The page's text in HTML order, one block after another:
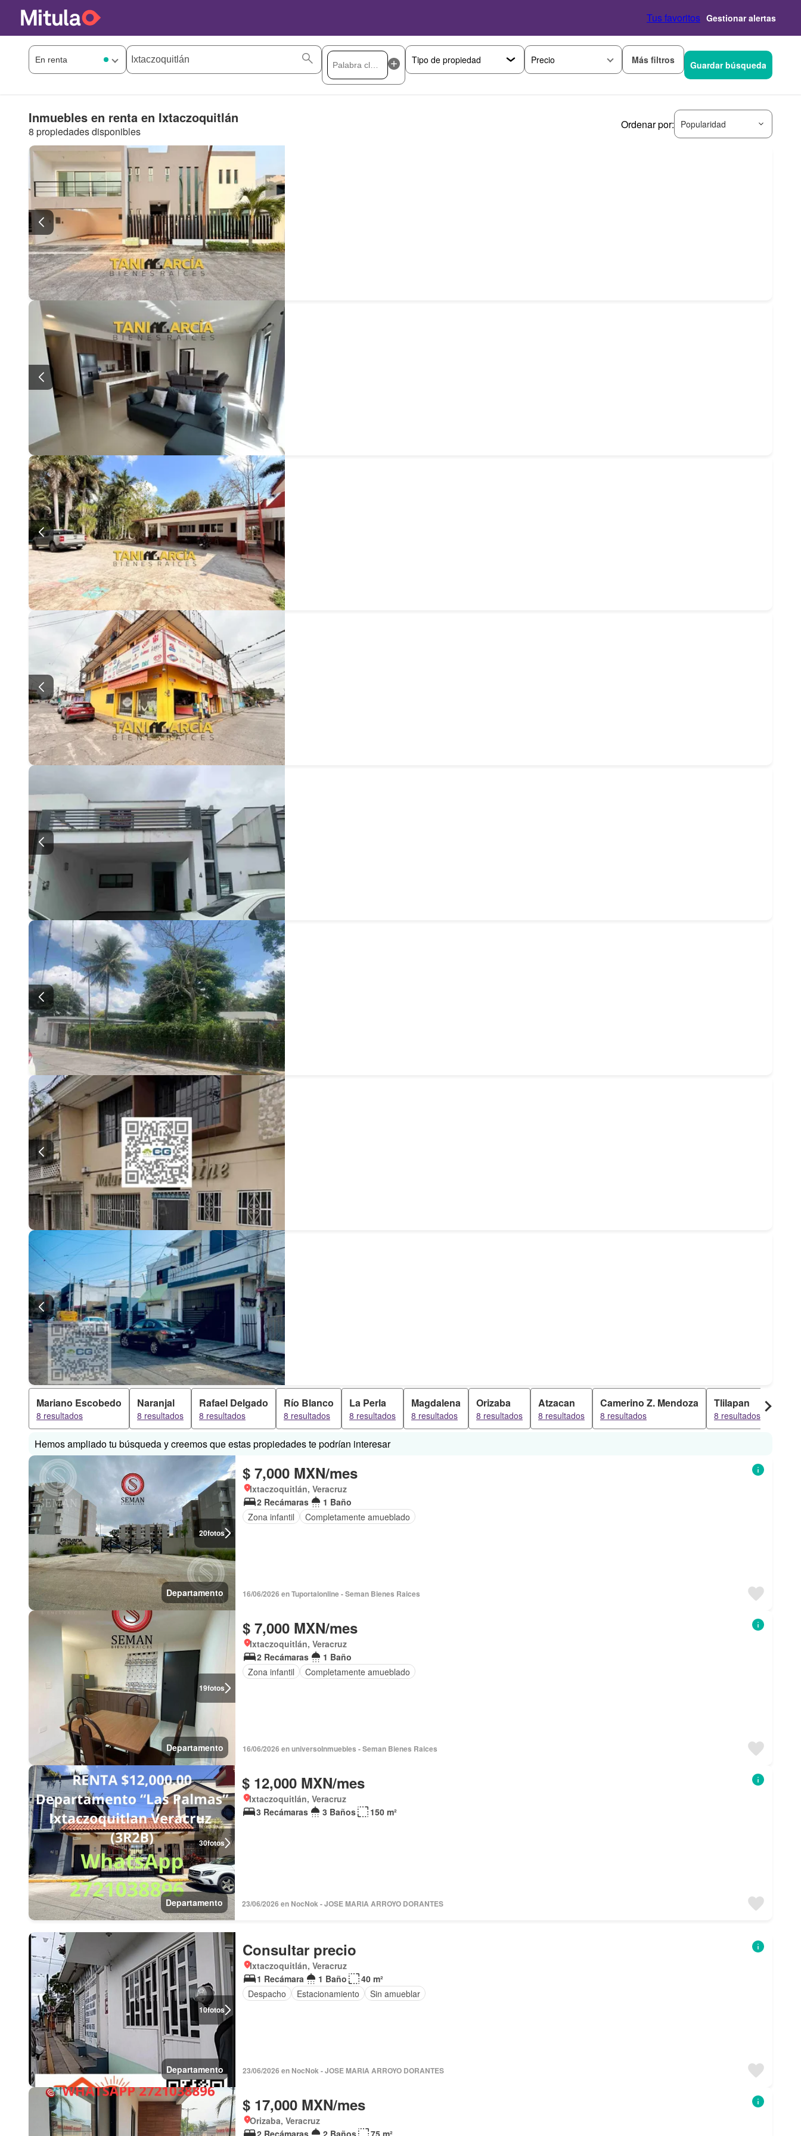
Tus favoritos Gestionar alertas
Precio Más filtros Guardar búsqueda
Inmuebles en renta en Ixtaczoquitlán
8 propiedades disponibles
Ordenar por: Popularidad
Mariano Escobedo
8 resultados
Naranjal
8 resultados
Rafael Delgado
8 resultados
Río Blanco
8 resultados
La Perla
8 resultados
Magdalena
8 resultados
Orizaba
8 resultados
Atzacan
8 resultados
Camerino Z. Mendoza
8 resultados
Tlilapan
8 resultados
Hemos ampliado tu búsqueda y creemos que estas propiedades te podrían interesar
20fotos
Departamento
$ 7,000 MXN/mes
Ixtaczoquitlán, Veracruz
2 Recámaras
1 Baño
Zona infantil
Completamente amueblado
16/06/2026 en Tuportalonline - Seman Bienes Raices
19fotos
Departamento
$ 7,000 MXN/mes
Ixtaczoquitlán, Veracruz
2 Recámaras
1 Baño
Zona infantil
Completamente amueblado
16/06/2026 en universoInmuebles - Seman Bienes Raices
30fotos
Departamento
$ 12,000 MXN/mes
Ixtaczoquitlán, Veracruz
3 Recámaras
3 Baños 150 m²
23/06/2026 en NocNok - JOSE MARIA ARROYO DORANTES
10fotos
Departamento
Consultar precio
Ixtaczoquitlán, Veracruz
1 Recámara
1 Baño
40 m²
Despacho
Estacionamiento Sin amueblar
23/06/2026 en NocNok - JOSE MARIA ARROYO DORANTES
$ 17,000 MXN/mes
Orizaba, Veracruz
2 Recámaras
2 Baños 75 m²